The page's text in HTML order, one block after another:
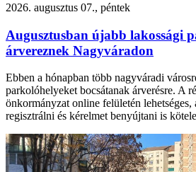
2026. augusztus 07., péntek
Augusztusban újabb lakossági
árvereznek Nagyváradon
Ebben a hónapban több nagyváradi
parkolóhelyeket bocsátanak árverésre. A
önkormányzat online felületén lehetséges,
regisztrálni és kérelmet benyújtani is